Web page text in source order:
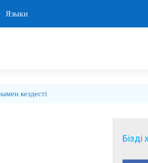
Языки
кездесті